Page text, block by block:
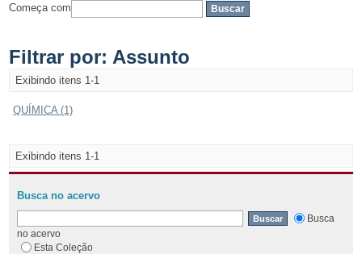
Começa com
Filtrar por: Assunto
Exibindo itens 1-1
QUÍMICA (1)
Exibindo itens 1-1
Busca no acervo
Busca
no acervo
Esta Coleção